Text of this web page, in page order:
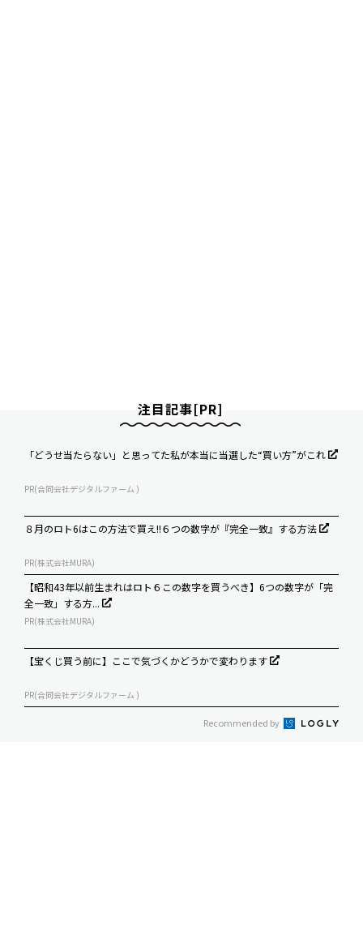
注目記事[PR]
「どうせ当たらない」と思ってた私が本当に当選した“買い方”がこれ
PR(合同会社デジタルファーム )
８月のロト6はこの方法で買え!!６つの数字が『完全一致』する方法
PR(株式会社MURA)
【昭和43年以前生まれはロト６この数字を買うべき】6つの数字が「完
全一致」する方...
PR(株式会社MURA)
【宝くじ買う前に】ここで気づくかどうかで変わります
PR(合同会社デジタルファーム )
Recommended by